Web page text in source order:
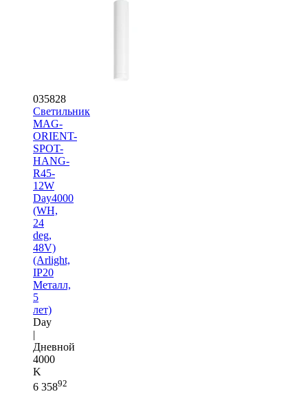
035828
Светильник
MAG-
ORIENT-
SPOT-
HANG-
R45-
12W
Day4000
(WH,
24
deg,
48V)
(Arlight,
IP20
Металл,
5
лет)
Day
|
Дневной
4000
K
6 35892